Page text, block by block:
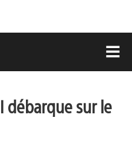
débarque sur le